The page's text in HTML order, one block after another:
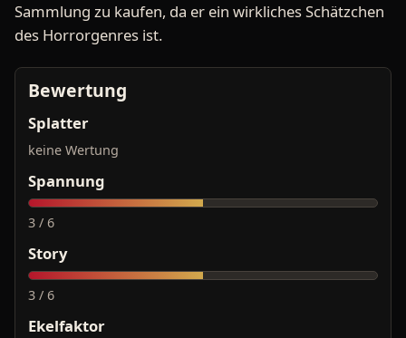
Sammlung zu kaufen, da er ein wirkliches Schätzchen
des Horrorgenres ist.
Bewertung
Splatter
keine Wertung
Spannung
3 / 6
Story
3 / 6
Ekelfaktor